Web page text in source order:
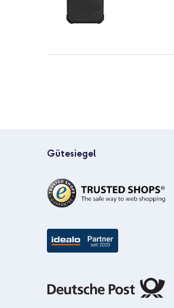
UAG Back Cover Metropolis
Ladegerät - USB-C- und USB-
UAG Back Cover Metropolis
Gütesiegel